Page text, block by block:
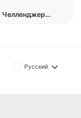
Челленджер
Русский